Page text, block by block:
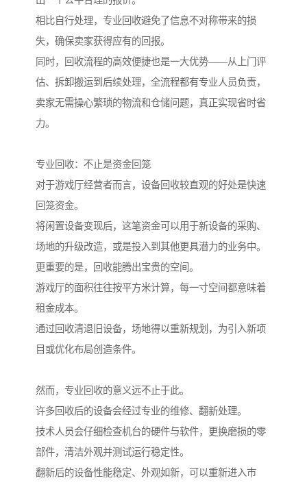
相比自行处理，专业回收避免了信息不对称带来的损
失，确保卖家获得应有的回报。
同时，回收流程的高效便捷也是一大优势——从上门评
估、拆卸搬运到后续处理，全流程都有专业人员负责，
卖家无需操心繁琐的物流和仓储问题，真正实现省时省
力。
专业回收：不止是资金回笼
对于游戏厅经营者而言，设备回收较直观的好处是快速
回笼资金。
将闲置设备变现后，这笔资金可以用于新设备的采购、
场地的升级改造，或是投入到其他更具潜力的业务中。
更重要的是，回收能腾出宝贵的空间。
游戏厅的面积往往按平方米计算，每一寸空间都意味着
租金成本。
通过回收清退旧设备，场地得以重新规划，为引入新项
目或优化布局创造条件。
然而，专业回收的意义远不止于此。
许多回收后的设备会经过专业的维修、翻新处理。
技术人员会仔细检查机台的硬件与软件，更换磨损的零
部件，清洁外观并测试运行稳定性。
翻新后的设备性能稳定、外观如新，可以重新进入市